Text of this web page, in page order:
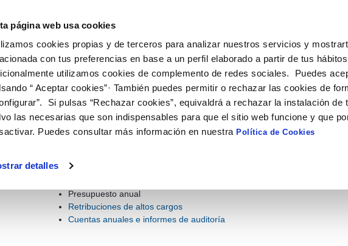
página web usa cookies
cookies propias y de terceros para analizar nuestros servicios y
con tus preferencias en base a un perfil elaborado a partir de tus
utilizamos cookies de complemento de redes sociales. Puedes
“ Aceptar cookies”· También puedes permitir o rechazar las cookies de
Si pulsas “Rechazar cookies”, equivaldrá a rechazar la instalación de
las necesarias que son indispensables para que el sitio web funcione y que
Puedes consultar más información en nuestraPolítica de Cookies
detalles
INFORMACIÓN ECONÓMICA Y
ESTADÍSTICA
CONTRATOS Y
SUBVENCIONES
ECONÓMICA Y ESTADÍSTICA
Información económica y
sobre la calidad del servicio.
Presupuesto anual
Retribuciones de altos cargos
Cuentas anuales e informes de auditoría